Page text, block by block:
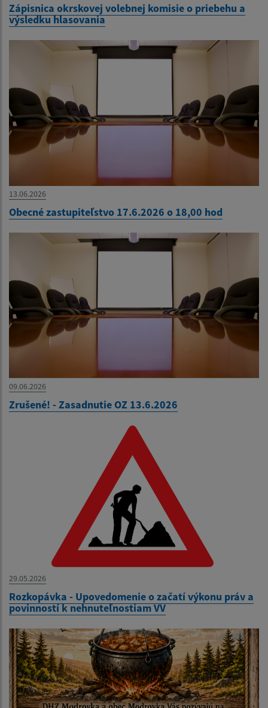
Zápisnica okrskovej volebnej komisie o priebehu a
výsledku hlasovania
13.06.2026
Obecné zastupiteľstvo 17.6.2026 o 18,00 hod
09.06.2026
Zrušené! - Zasadnutie OZ 13.6.2026
29.05.2026
Rozkopávka - Upovedomenie o začatí výkonu práv a
povinností k nehnuteľnostiam VV